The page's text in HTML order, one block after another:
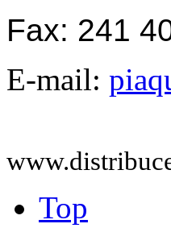
Fax: 241
E-mail:
Top